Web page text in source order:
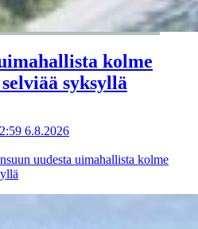
kolme
syksyllä
6.8.2026
uudesta uimahallista kolme